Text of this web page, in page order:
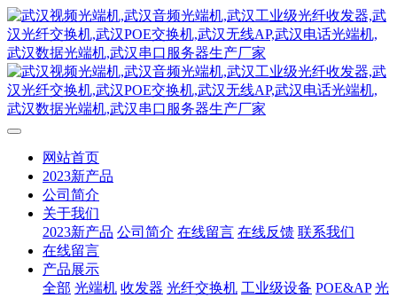
网站首页
2023新产品
公司简介
关于我们
2023新产品 公司简介 在线留言 在线反馈 联系我们
在线留言
产品展示
全部 光端机 收发器 光纤交换机 工业级设备 POE&AP 光